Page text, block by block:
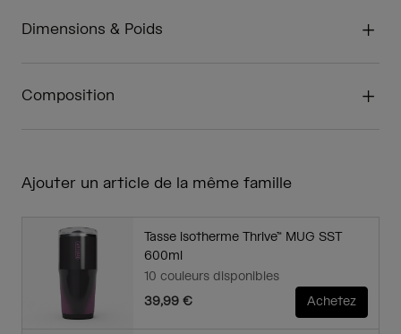
Dimensions & Poids
Composition
Ajouter un article de la même famille
Tasse isotherme Thrive™ MUG SST
600ml
10 couleurs disponibles
39,99 €
Achetez